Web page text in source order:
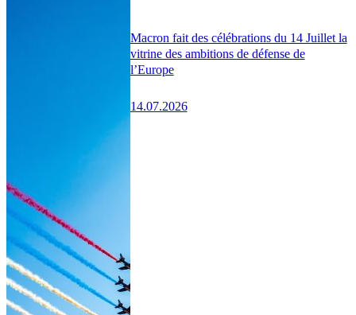
Macron fait des célébrations du 14 Juillet la
vitrine des ambitions de défense de
l’Europe
14.07.2026